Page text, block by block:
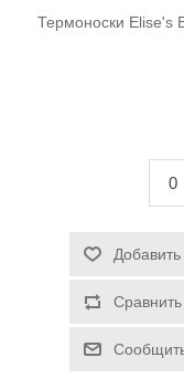
Термоноски Elise's
Сравнить